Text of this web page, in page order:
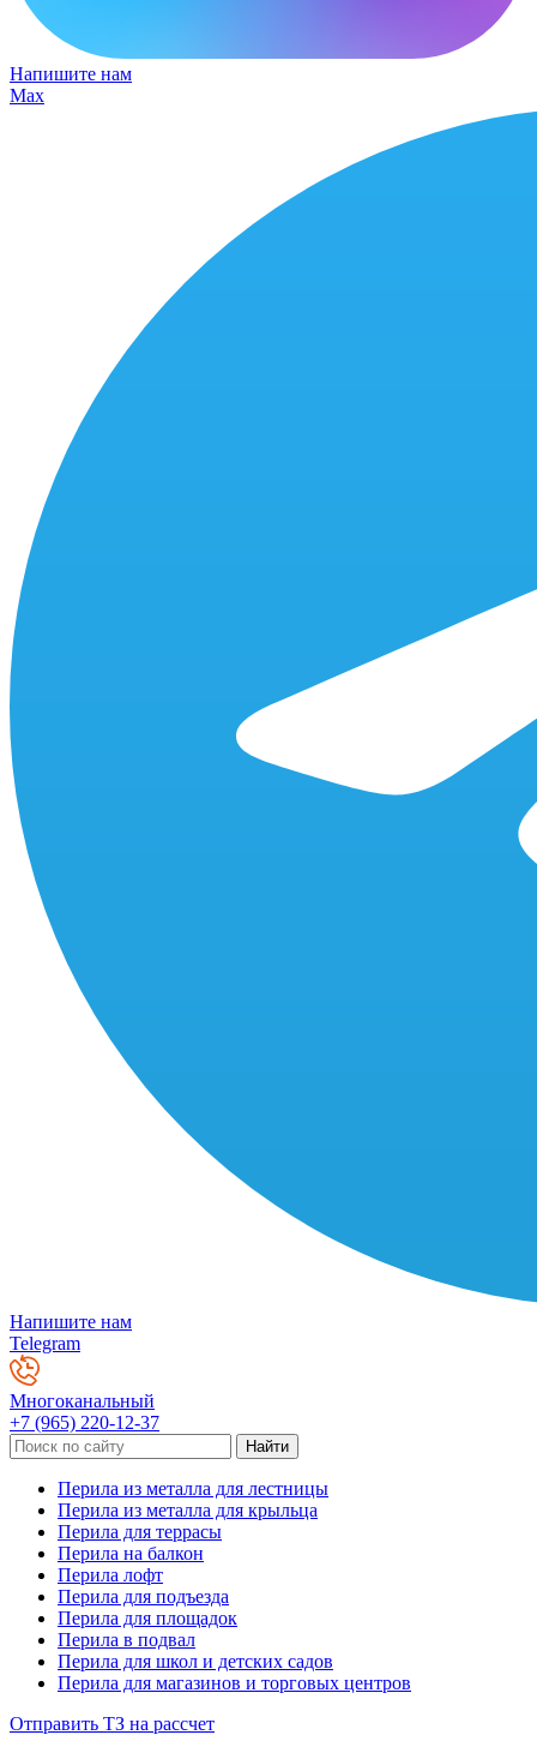
Напишите нам
Max
Напишите нам
Telegram
Многоканальный
+7 (965) 220-12-37
Перила из металла для лестницы
Перила из металла для крыльца
Перила для террасы
Перила на балкон
Перила лофт
Перила для подъезда
Перила для площадок
Перила в подвал
Перила для школ и детских садов
Перила для магазинов и торговых центров
Отправить ТЗ на рассчет